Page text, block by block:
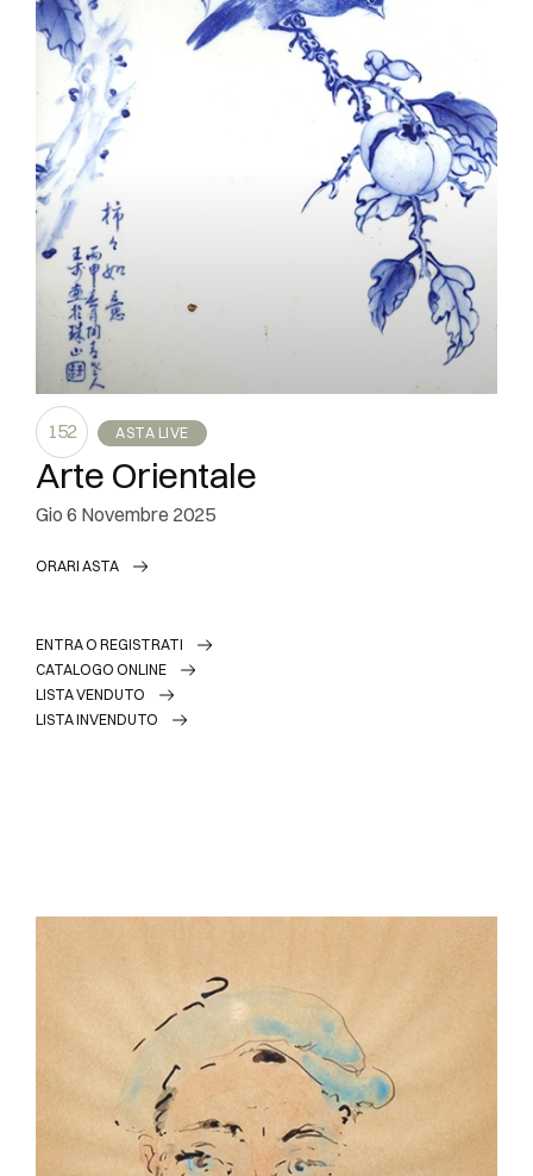
152 ASTA LIVE
Arte Orientale
gio 6 Novembre 2025
ORARI ASTA
ENTRA O REGISTRATI
CATALOGO ONLINE
LISTA VENDUTO
LISTA INVENDUTO